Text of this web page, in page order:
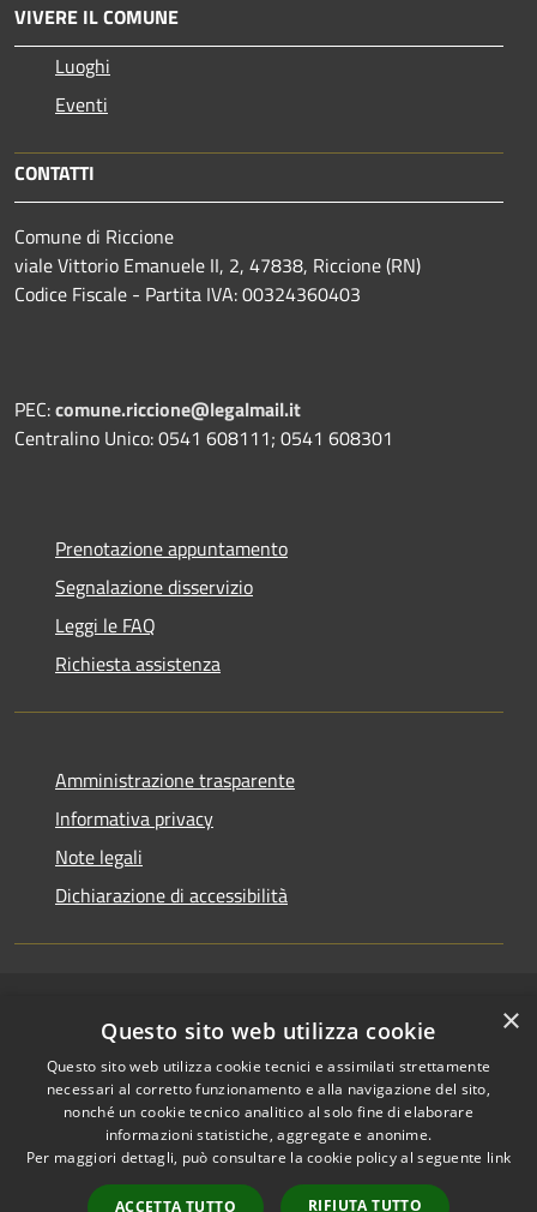
VIVERE IL COMUNE
Luoghi
Eventi
CONTATTI
Comune di Riccione
viale Vittorio Emanuele II, 2, 47838, Riccione (RN)
Codice Fiscale - Partita IVA: 00324360403
PEC:comune.riccione@legalmail.it
Centralino Unico: 0541 608111; 0541 608301
Prenotazione appuntamento
Segnalazione disservizio
Leggi le FAQ
Richiesta assistenza
Amministrazione trasparente
Informativa privacy
Note legali
Dichiarazione di accessibilità
Accessibilità
Privacy
Cookie
Mappa del sito
Area riservata
amministratori comunali
Copyright © 2026 • Comune di
Riccione • Powered by
Municipium•Accesso
redazione
×
Questo sito web utilizza cookie
Questo sito web utilizza cookie tecnici e assimilati strettamente
necessari al corretto funzionamento e alla navigazione del sito,
nonché un cookie tecnico analitico al solo fine di elaborare
informazioni statistiche, aggregate e anonime.
Per maggiori dettagli, può consultare la cookie policy al seguente link
ACCETTA TUTTO RIFIUTA TUTTO